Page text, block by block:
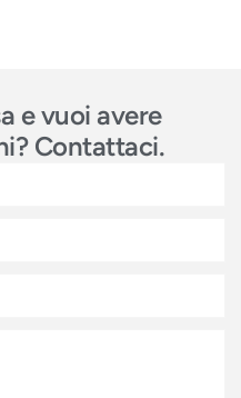
e vuoi avere
Contattaci.